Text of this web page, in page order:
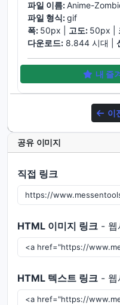
파일 이름:Anime-
파일 형식:gif
폭: 50px | 고도: 50px |
다운로드: 8.844 시대 |
내 즐
이
공유 이미지
직접 링크
HTML 이미지 링크 - 웹
HTML 텍스트 링크 - 웹